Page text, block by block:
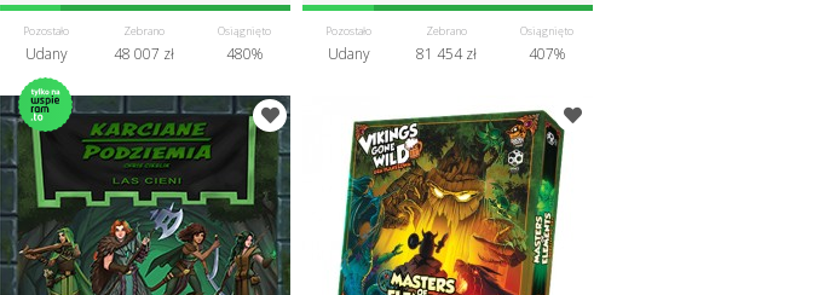
Pozostało
Udany
Zebrano
48 007 zł
Osiągnięto
480%
Pozostało
Udany
Zebrano
81 454 zł
Osiągnięto
407%